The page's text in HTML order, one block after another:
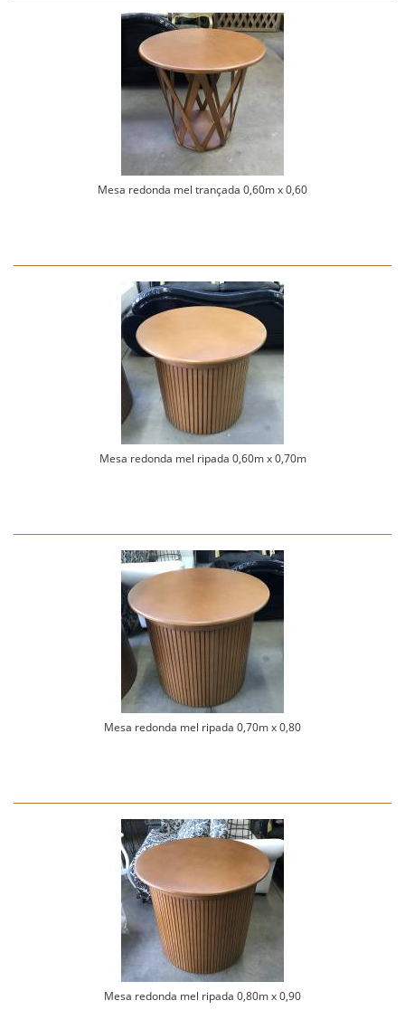
Mesa redonda mel trançada 0,60m x 0,60
Mesa redonda mel ripada 0,60m x 0,70m
Mesa redonda mel ripada 0,70m x 0,80
Mesa redonda mel ripada 0,80m x 0,90